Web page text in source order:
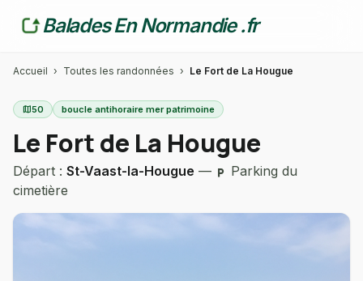
Balades En Normandie .fr
Accueil › Toutes les randonnées › Le Fort de La Hougue
map50 boucle antihoraire mer patrimoine
Le Fort de La Hougue
Départ : St-Vaast-la-Hougue — local_parking
Parking du
cimetière